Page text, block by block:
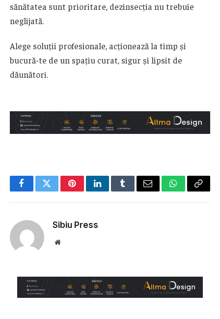
sănătatea sunt prioritare, dezinsecția nu trebuie
neglijată.
Alege soluții profesionale, acționează la timp și
bucură-te de un spațiu curat, sigur și lipsit de
dăunători.
FacebookTwitterPinterestLinkedInTumblrEmail WhatsApp
Copy
Sibiu Press
Website